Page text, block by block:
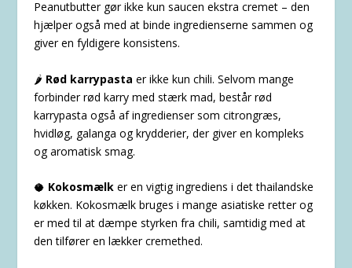
Peanutbutter gør ikke kun saucen ekstra cremet – den
hjælper også med at binde ingredienserne sammen og
giver en fyldigere konsistens.
🌶️ Rød karrypasta er ikke kun chili. Selvom mange
forbinder rød karry med stærk mad, består rød
karrypasta også af ingredienser som citrongræs,
hvidløg, galanga og krydderier, der giver en kompleks
og aromatisk smag.
🥥 Kokosmælker en vigtig ingrediens i det thailandske
køkken. Kokosmælk bruges i mange asiatiske retter og
er med til at dæmpe styrken fra chili, samtidig med at
den tilfører en lækker cremethed.